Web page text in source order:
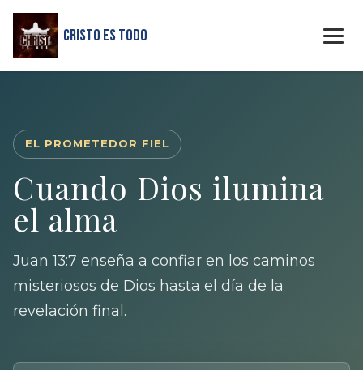
Cristo Es Todo
EL PROMETEDOR FIEL
Cuando Dios ilumina
el alma
Juan 13:7 enseña a confiar en los caminos
misteriosos de Dios hasta el día de la
revelación final.